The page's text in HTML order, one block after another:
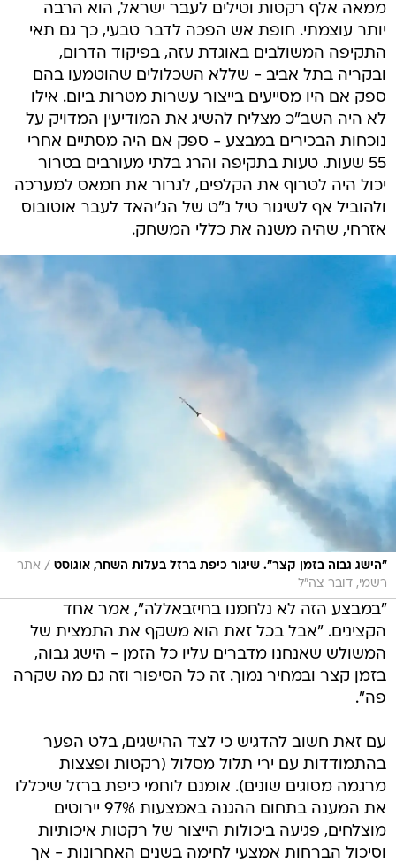
ממאה אלף רקטות וטילים לעבר ישראל, הוא הרבה
יותר עוצמתי. חופת אש הפכה לדבר טבעי, כך גם תאי
התקיפה המשולבים באוגדת עזה, בפיקוד הדרום,
ובקריה בתל אביב - שללא השכלולים שהוטמעו בהם
ספק אם היו מסייעים בייצור עשרות מטרות ביום. אילו
לא היה השב"כ מצליח להשיג את המודיעין המדויק על
נוכחות הבכירים במבצע - ספק אם היה מסתיים אחרי
55 שעות. טעות בתקיפה והרג בלתי מעורבים בטרור
יכול היה לטרוף את הקלפים, לגרור את חמאס למערכה
ולהוביל אף לשיגור טיל נ"ט של הג'יהאד לעבר אוטובוס
אזרחי, שהיה משנה את כללי המשחק.
"הישג גבוה בזמן קצר". שיגור כיפת ברזל בעלות השחר, אוגוסט / אתר
רשמי, דובר צה"ל
"במבצע הזה לא נלחמנו בחיזבאללה", אמר אחד
הקצינים. "אבל בכל זאת הוא משקף את התמצית של
המשולש שאנחנו מדברים עליו כל הזמן - הישג גבוה,
בזמן קצר ובמחיר נמוך. זה כל הסיפור וזה גם מה שקרה
פה".
עם זאת חשוב להדגיש כי לצד ההישגים, בלט הפער
בהתמודדות עם ירי תלול מסלול (רקטות ופצצות
מרגמה מסוגים שונים). אומנם לוחמי כיפת ברזל שיכללו
את המענה בתחום ההגנה באמצעות 97% יירוטים
מוצלחים, פגיעה ביכולות הייצור של רקטות איכותיות
וסיכול הברחות אמצעי לחימה בשנים האחרונות - אך